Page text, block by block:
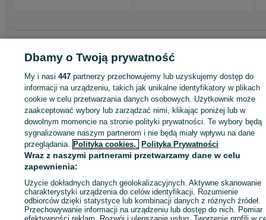
Małopolskie
Osobowe - Libiąż
KATEGORIA
ID:1004043971 Wyświetlenia:
Zadzwoń / SMS Wyślij wiadomość
Dbamy o Twoją prywatność
My i nasi447 partnerzy przechowujemy lub uzyskujemy dostęp do
informacji na urządzeniu, takich jak unikalne identyfikatory w plikach
cookie w celu przetwarzania danych osobowych. Użytkownik może
zaakceptować wybory lub zarządzać nimi, klikając poniżej lub w
dowolnym momencie na stronie polityki prywatności. Te wybory będą
sygnalizowane naszym partnerom i nie będą miały wpływu na dane
przeglądania. Polityka cookies, Polityka Prywatności
Wraz z naszymi partnerami przetwarzamy dane w celu
zapewnienia:
Użycie dokładnych danych geolokalizacyjnych. Aktywne skanowanie
charakterystyki urządzenia do celów identyfikacji. Rozumienie
odbiorców dzięki statystyce lub kombinacji danych z różnych źródeł.
Przechowywanie informacji na urządzeniu lub dostęp do nich. Pomiar